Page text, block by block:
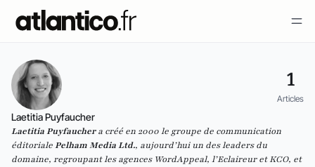
1
Articles
Laetitia Puyfaucher
Laetitia Puyfauchera créé en 2000 le groupe de communication
éditorialePelham Media Ltd., aujourd’hui un des leaders du
domaine, regroupant les agences WordAppeal, l’Eclaireur et KCO, et